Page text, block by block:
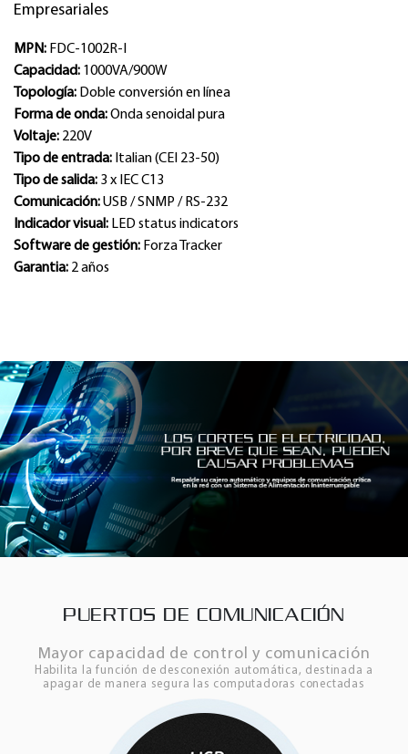
Empresariales
MPN: FDC-1002R-I
Capacidad: 1000VA/900W
Topología: Doble conversión en línea
Forma de onda:Onda senoidal pura
Voltaje: 220V
Tipo de entrada: Italian (CEI 23-50)
Tipo de salida: 3 x IEC C13
Comunicación:USB / SNMP / RS-232
Indicador visual: LED status indicators
Software de gestión: Forza Tracker
Garantia: 2 años
PUERTOS DE COMUNICACIÓN
Mayor capacidad de control y comunicación
Habilita la función de desconexión automática, destinada a
apagar de manera segura las computadoras conectadas